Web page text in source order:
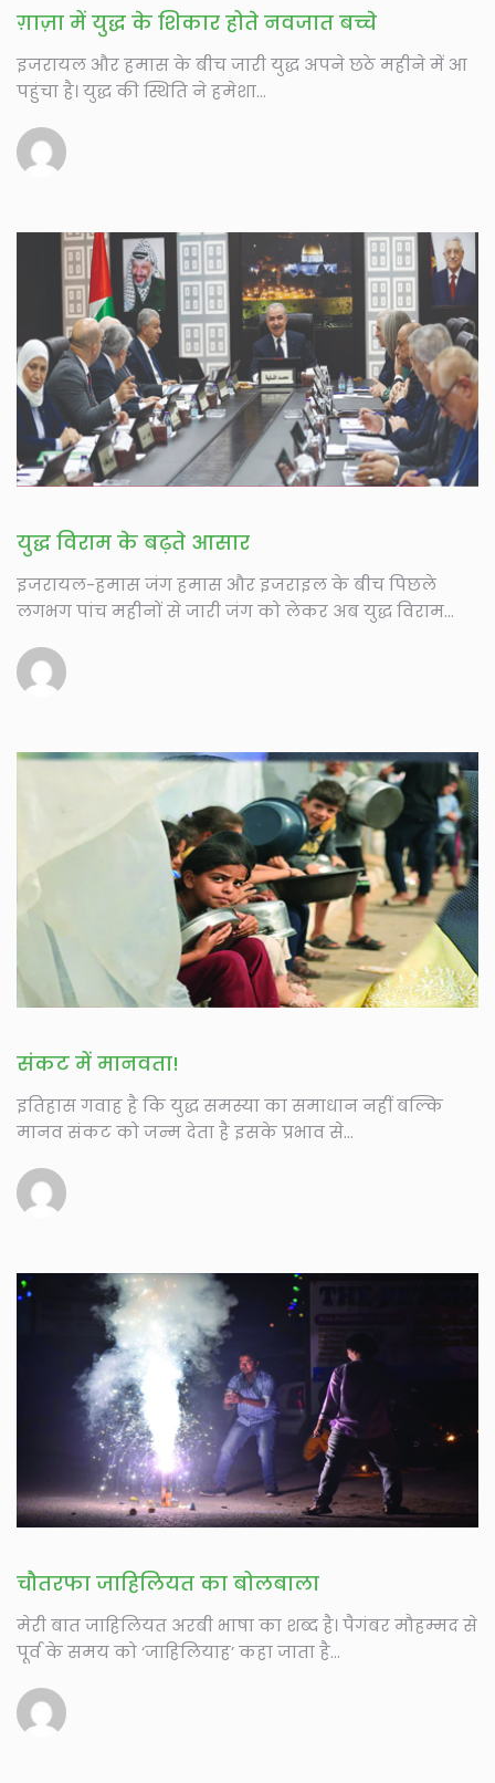
ग़ाज़ा में युद्ध के शिकार होते नवजात बच्चे
इजरायल और हमास के बीच जारी युद्ध अपने छठे महीने में आ
पहुंचा है। युद्ध की स्थिति ने हमेशा...
युद्ध विराम के बढ़ते आसार
इजरायल-हमास जंग हमास और इजराइल के बीच पिछले
लगभग पांच महीनों से जारी जंग को लेकर अब युद्ध विराम...
संकट में मानवता!
इतिहास गवाह है कि युद्ध समस्या का समाधान नहीं बल्कि
मानव संकट को जन्म देता है इसके प्रभाव से...
चौतरफा जाहिलियत का बोलबाला
मेरी बात जाहिलियत अरबी भाषा का शब्द है। पैगंबर मौहम्मद से
पूर्व के समय को ‘जाहिलियाह’ कहा जाता है...